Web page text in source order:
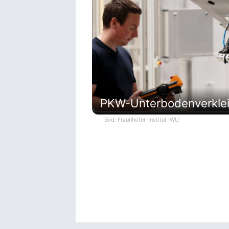
PKW-
Bild: Fraunhofer-Institut IWU